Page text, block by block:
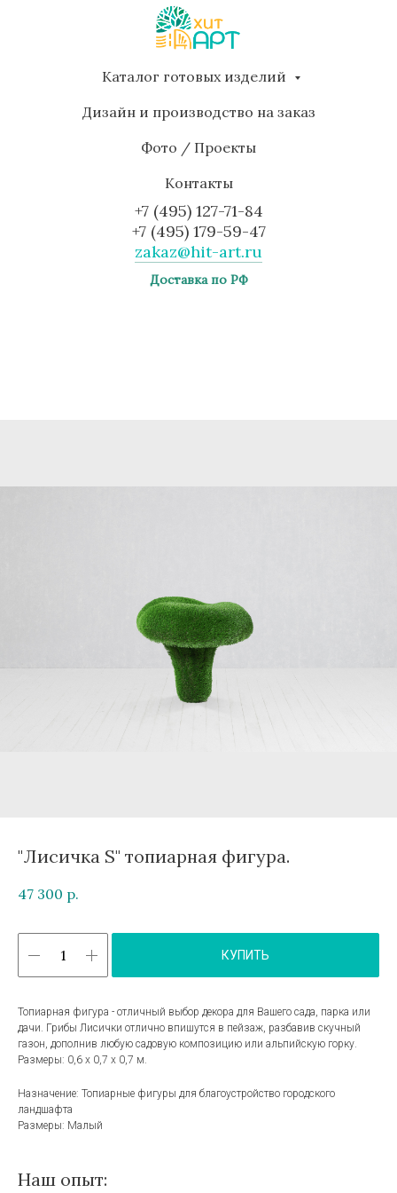
Каталог готовых изделий
Дизайн и производство на заказ
Фото / Проекты
Контакты
+7 (495) 127-71-84
+7 (495) 179-59-47
zakaz@hit-art.ru
Доставка по РФ
"Лисичка S" топиарная фигура.
47 300 р.
КУПИТЬ
Топиарная фигура - отличный выбор декора для Вашего сада, парка или
дачи. Грибы Лисички отлично впишутся в пейзаж, разбавив скучный
газон, дополнив любую садовую композицию или альпийскую горку.
Размеры: 0,6 х 0,7 х 0,7 м.
Назначение: Топиарные фигуры для благоустройство городского
ландшафта
Размеры: Малый
Наш опыт: